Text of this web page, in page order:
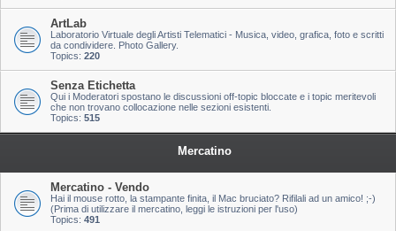
ArtLab
Laboratorio Virtuale degli Artisti Telematici - Musica, video, grafica, foto e scritti
da condividere. Photo Gallery.
Topics: 220
Senza Etichetta
Qui i Moderatori spostano le discussioni off-topic bloccate e i topic meritevoli
che non trovano collocazione nelle sezioni esistenti.
Topics: 515
Mercatino
Mercatino - Vendo
Hai il mouse rotto, la stampante finita, il Mac bruciato? Rifilali ad un amico! ;-)
(Prima di utilizzare il mercatino, leggi le istruzioni per l'uso)
Topics: 491